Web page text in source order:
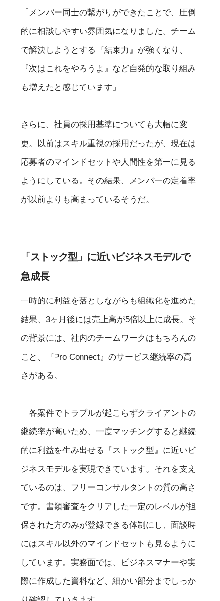
「メンバー同士の繋がりができたことで、圧倒
的に相談しやすい雰囲気になりました。チーム
で解決しようとする『結束力』が強くなり、
『次はこれをやろうよ』など自発的な取り組み
も増えたと感じています」
さらに、社員の採用基準についても大幅に変
更。以前はスキル重視の採用だったが、現在は
応募者のマインドセットや人間性を第一に見る
ようにしている。その結果、メンバーの定着率
が以前よりも高まっているそうだ。
「ストック型」に近いビジネスモデルで
急成長
一時的に利益を落としながらも組織化を進めた
結果、3ヶ月後には売上高が5倍以上に成長。そ
の背景には、社内のチームワークはもちろんの
こと、『Pro Connect』のサービス継続率の高
さがある。
「各案件でトラブルが起こらずクライアントの
継続率が高いため、一度マッチングすると継続
的に利益を生み出せる『ストック型』に近いビ
ジネスモデルを実現できています。それを支え
ているのは、フリーコンサルタントの質の高さ
です。書類審査をクリアした一定のレベルが担
保された方のみが登録できる体制にし、面談時
にはスキル以外のマインドセットも見るように
しています。実務面では、ビジネスマナーや実
際に作成した資料など、細かい部分までしっか